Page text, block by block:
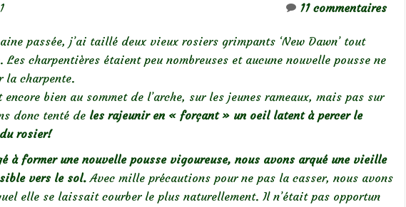
11 commentaires
passée, j’ai taillé deux vieux rosiers grimpants ‘New Dawn’ tout
charpentières étaient peu nombreuses et aucune nouvelle pousse ne
la charpente.
bien au sommet de l’arche, sur les jeunes rameaux, mais pas sur
donc tenté de les rajeunir en « forçant » un oeil latent à percer le
rosier!
à former une nouvelle pousse vigoureuse, nous avons arqué une vieille
vers le sol. Avec mille précautions pour ne pas la casser, nous avons
elle se laissait courber le plus naturellement. Il n’était pas opportun